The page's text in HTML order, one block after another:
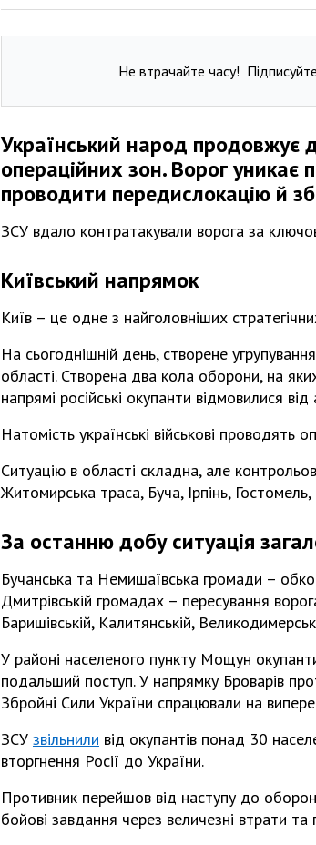
Не втрачайте часу!
Український народ продовжує
операційних зон. Ворог уникає
проводити передислокацію й
ЗСУ вдало контратакували ворога за
Київський напрямок
Київ – це одне з найголовніших
На сьогоднішній день, створене
області. Створена два кола оборони, на
напрямі російські окупанти відмовилися від
Натомість українські військові проводять
Ситуацію в області складна, але
Житомирська траса, Буча, Ірпінь,
За останню добу ситуація
Бучанська та Немишаївська громади –
Дмитрівській громадах – пересування
Баришівській, Калитянській,
У районі населеного пункту Мощун
подальший поступ. У напрямку Броварів
Збройні Сили України спрацювали на
ЗСУ звільнили від окупантів понад 30
вторгнення Росії до України.
Противник перейшов від наступу до
бойові завдання через величезні втрати